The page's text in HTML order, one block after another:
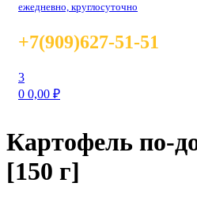
ежедневно, круглосуточно
+7(909)627-51-51
3
0 0,00 ₽
Картофель по-
[150 г]